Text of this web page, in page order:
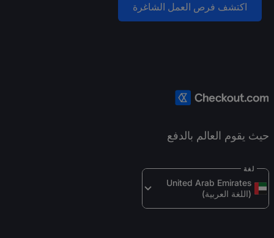
اكتشف فرص العمل الشاغرة
حيث يقوم العالم بالدفع
(اللغة العربية)
لغة